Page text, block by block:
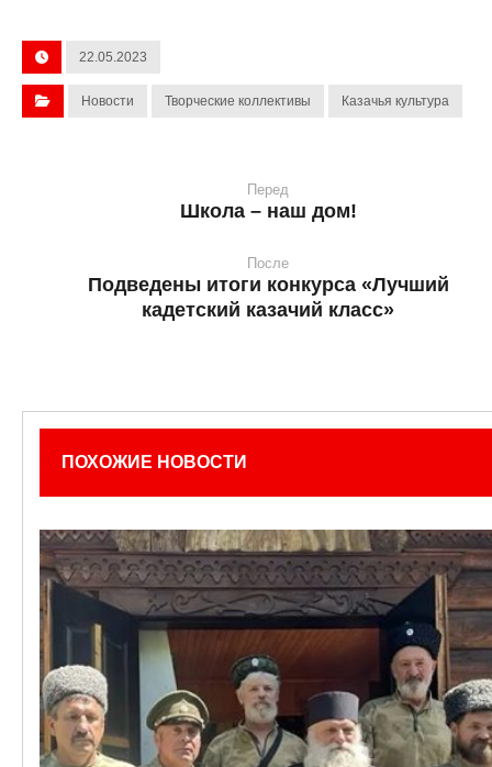
22.05.2023
Новости Творческие коллективы Казачья культура
Перед
Школа – наш дом!
После
Подведены итоги конкурса «Лучший
кадетский казачий класс»
ПОХОЖИЕ НОВОСТИ